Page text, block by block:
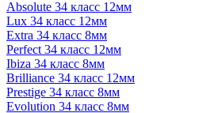
Absolute 34 класс 12мм
Lux 34 класс 12мм
Extra 34 класс 8мм
Perfect 34 класс 12мм
Ibiza 34 класс 8мм
Brilliance 34 класс 12мм
Prestige 34 класс 8мм
Evolution 34 класс 8мм